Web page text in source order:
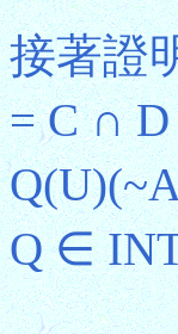
接著證
= C ∩
Q ∈